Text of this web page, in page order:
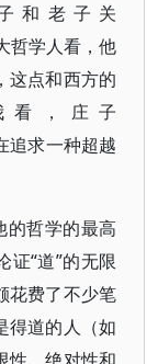
和老子关
哲学人看，他
这点和西方的
，庄子
追求一种超越
的哲学的最高
证“道”的无限
花费了不少笔
得道的人（如